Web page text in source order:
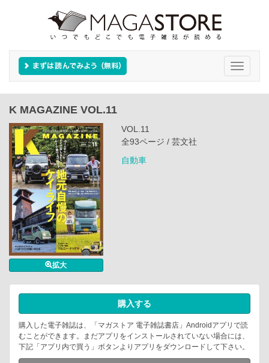
Toggle
K MAGAZINE VOL.11
拡大
VOL.11
全93ページ / 芸文社
自動車
購入する
購入した電子雑誌は、「マガストア 電子雑誌書店」Androidアプリで読
むことができます。まだアプリをインストールされていない場合には、
下記「アプリ内で買う」ボタンよりアプリをダウンロードして下さい。